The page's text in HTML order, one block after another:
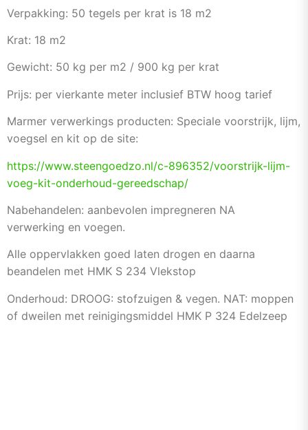
Verpakking: 50 tegels per krat is 18 m2
Krat: 18 m2
Gewicht: 50 kg per m2 / 900 kg per krat
Prijs: per vierkante meter inclusief BTW hoog tarief
Marmer verwerkings producten: Speciale voorstrijk, lijm,
voegsel en kit op de site:
https://www.steengoedzo.nl/c-896352/voorstrijk-lijm-
voeg-kit-onderhoud-gereedschap/
Nabehandelen: aanbevolen impregneren NA
verwerking en voegen.
Alle oppervlakken goed laten drogen en daarna
beandelen met HMK S 234 Vlekstop
Onderhoud: DROOG: stofzuigen & vegen. NAT: moppen
of dweilen met reinigingsmiddel HMK P 324 Edelzeep